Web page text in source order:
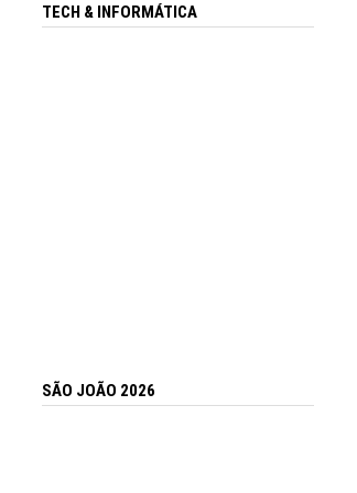
TECH & INFORMÁTICA
SÃO JOÃO 2026